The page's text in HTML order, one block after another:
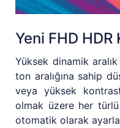
Yeni FHD HDR
Yüksek dinamik
ton aralığına sahip
veya yüksek
olmak üzere her türlü
otomatik olarak